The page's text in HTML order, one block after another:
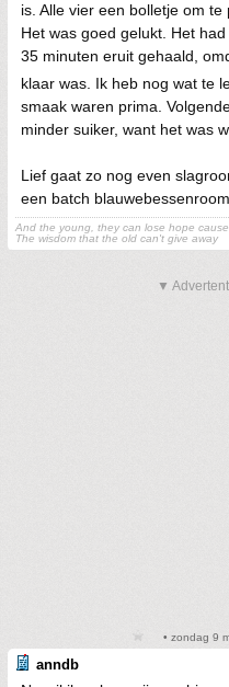
is. Alle vier een bolletje om te
Het was goed gelukt. Het
35 minuten eruit gehaald,
klaar was. Ik heb nog wat te
smaak waren prima.
minder suiker, want het was
Lief gaat zo nog even
een batch
And the young, they can lose hope
The wisdom that the old can't give away
▼
• zondag 9
anndb